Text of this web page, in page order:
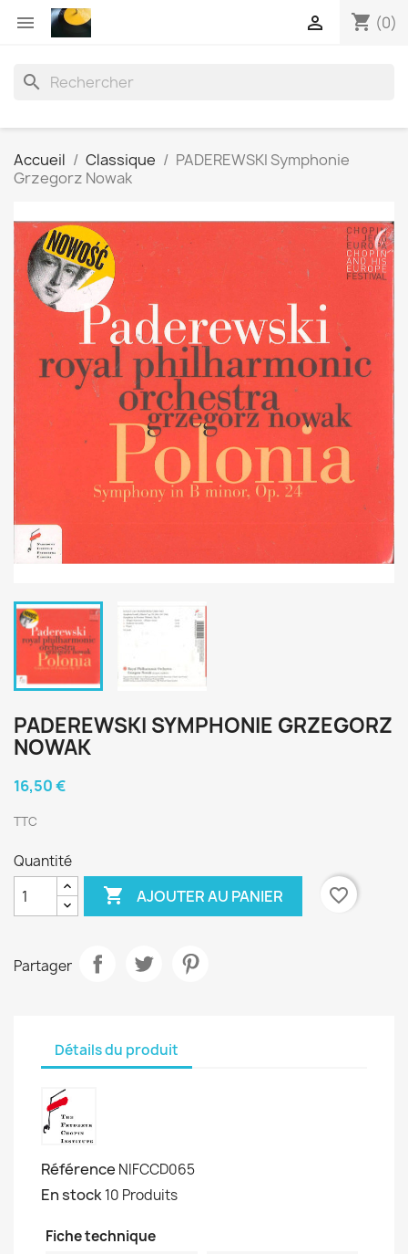
 shopping_cart (0)

search
Accueil Classique
PADEREWSKI Symphonie
Grzegorz Nowak
PADEREWSKI SYMPHONIE GRZEGORZ
NOWAK
16,50 €
TTC
Quantité
 AJOUTER AU PANIER favorite_border
Partager
Détails du produit
Référence NIFCCD065
En stock10 Produits
Fiche technique